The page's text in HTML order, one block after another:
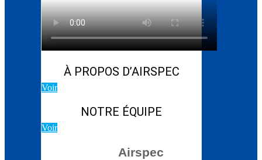
Blog d’Atlas Copco:
Comment choisir le bon
compresseur rotatif à
vis
À PROPOS D’AIRSPEC
Voir
NOTRE ÉQUIPE
Voir
Airspec